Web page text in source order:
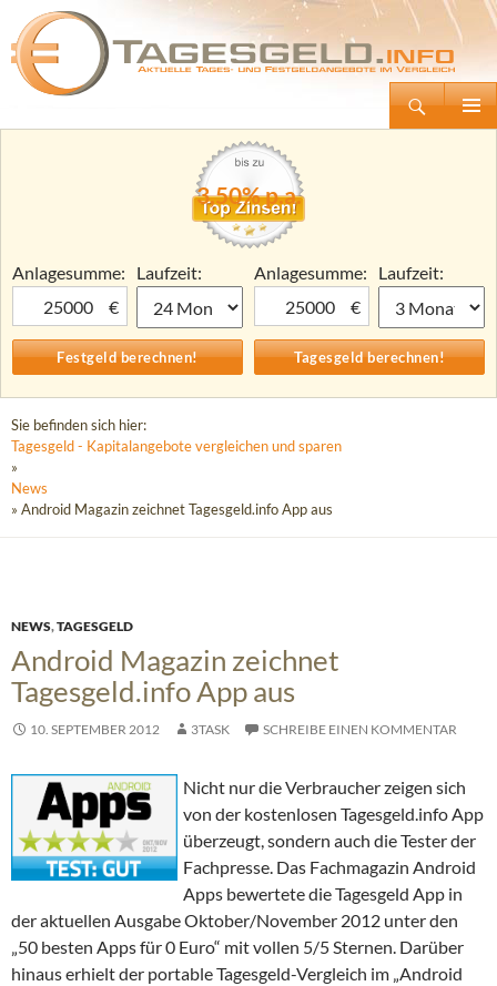
Tagesgeld.info – Tagesgeldkonten vergleichen und Tagesgeld-Zinsen berechnen
Zum
3,50% p.a.
Anlagesumme:
€
Laufzeit:
Anlagesumme:
€
Laufzeit:
Sie befinden sich hier:
Tagesgeld - Kapitalangebote vergleichen und sparen
»
News
» Android Magazin zeichnet Tagesgeld.info App aus
NEWS,TAGESGELD
Android Magazin zeichnet
Tagesgeld.info App aus
10. SEPTEMBER 2012 3TASK SCHREIBE EINEN KOMMENTAR
Nicht nur die Verbraucher zeigen sich
von der kostenlosen Tagesgeld.info App
überzeugt, sondern auch die Tester der
Fachpresse. Das Fachmagazin Android
Apps bewertete die Tagesgeld App in
der aktuellen Ausgabe Oktober/November 2012 unter den
„50 besten Apps für 0 Euro“ mit vollen 5/5 Sternen. Darüber
hinaus erhielt der portable Tagesgeld-Vergleich im „Android